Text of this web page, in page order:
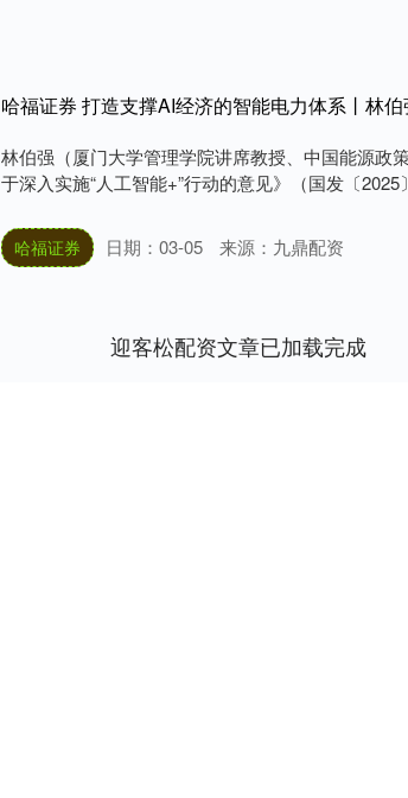
哈福证券 打造支撑AI经济的智能电力体系丨林
林伯强（厦门大学管理学院讲席教授、中国能源政
于深入实施“人工智能+”行动的意见》（国发〔
哈福证券 日期：03-05 来源：九鼎配资
迎客松配资文章已加载完成